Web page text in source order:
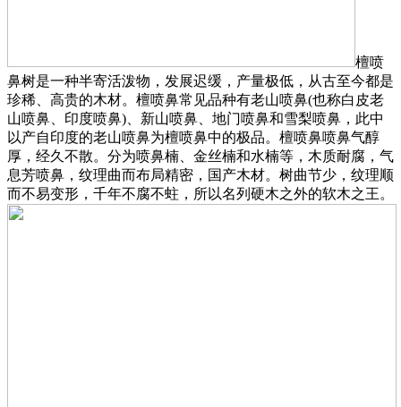
檀喷
鼻树是一种半寄活泼物，发展迟缓，产量极低，从古至今都是
珍稀、高贵的木材。檀喷鼻常见品种有老山喷鼻(也称白皮老
山喷鼻、印度喷鼻)、新山喷鼻、地门喷鼻和雪梨喷鼻，此中
以产自印度的老山喷鼻为檀喷鼻中的极品。檀喷鼻喷鼻气醇
厚，经久不散。分为喷鼻楠、金丝楠和水楠等，木质耐腐，气
息芳喷鼻，纹理曲而布局精密，国产木材。树曲节少，纹理顺
而不易变形，千年不腐不蛀，所以名列硬木之外的软木之王。